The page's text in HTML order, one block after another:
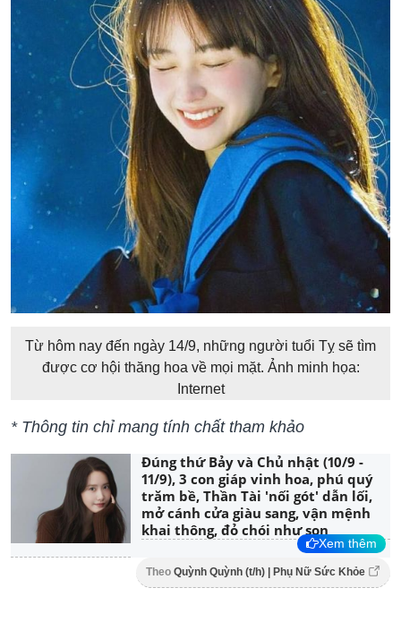
Từ hôm nay đến ngày 14/9, những người tuổi Tỵ sẽ tìm
được cơ hội thăng hoa về mọi mặt. Ảnh minh họa:
Internet
* Thông tin chỉ mang tính chất tham khảo
Đúng thứ Bảy và Chủ nhật (10/9 -
11/9), 3 con giáp vinh hoa, phú quý
trăm bề, Thần Tài 'nối gót' dẫn lối,
mở cánh cửa giàu sang, vận mệnh
khai thông, đỏ chói như son
Xem thêm
Theo Quỳnh Quỳnh (t/h) | Phụ Nữ Sức Khỏe